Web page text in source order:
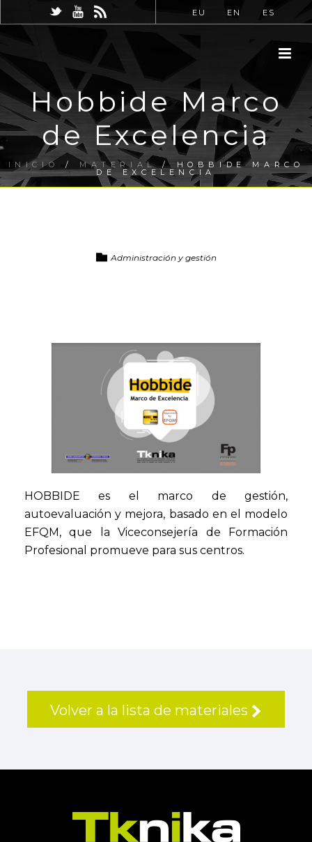
EU EN ES
Hobbide Marco
de Excelencia
INICIO / MATERIAL / HOBBIDE MARCO
DE EXCELENCIA
Administración y gestión
HOBBIDE es el marco de gestión,
autoevaluación y mejora, basado en el modelo
EFQM, que la Viceconsejería de Formación
Profesional promueve para sus centros.
Volver a la lista de materiales